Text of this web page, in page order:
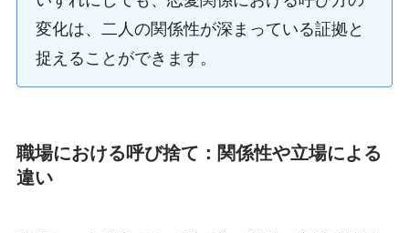
変化は、二人の関係性が深まっている証拠と
捉えることができます。
職場における呼び捨て：関係性や立場による
違い